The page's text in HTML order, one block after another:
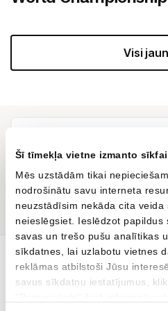
Šī tīmekļa vietne izmanto
Mēs uzstādām tikai
nodrošinātu savu interneta
neuzstādīsim nekāda cita
neieslēgsiet. Ieslēdzot papildus
savas un trešo pušu analītikas
sīkdatnes, lai uzlabotu vietnes
reklāmas atbilstoši Jūsu
savus sīkdatņu iestatījumus,
Visi
Labs serviss.
AM
Andris Melnūdris
Tavs jaunais